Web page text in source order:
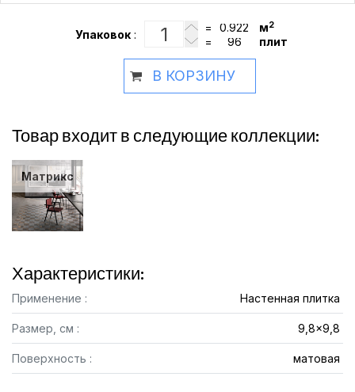
Упаковок :
= м2
= плит
В КОРЗИНУ
Товар входит в следующие коллекции:
Матрикс
Характеристики:
Применение : Настенная плитка
Размер, см : 9,8x9,8
Поверхность : матовая